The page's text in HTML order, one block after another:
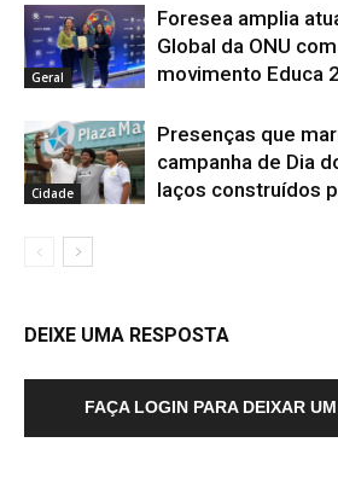
Geral
Foresea amplia
Global da ONU
movimento Educa
Cidade
Presenças que
campanha de Dia
laços construídos
DEIXE UMA RESPOSTA
FAÇA LOGIN PARA DEIXAR